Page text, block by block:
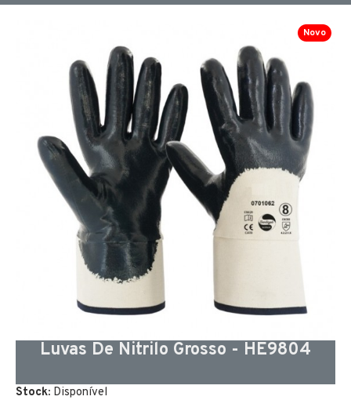
Novo
Luvas De Nitrilo Grosso - HE9804
Stock: Disponível